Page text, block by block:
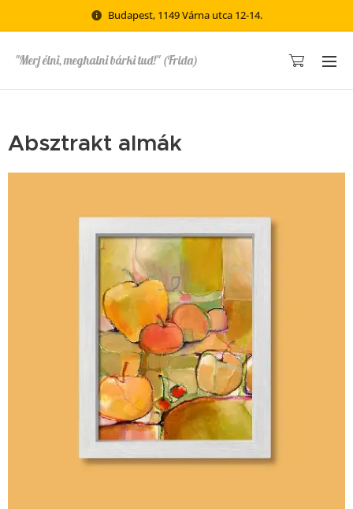
Budapest, 1149 Várna utca 12-14.
"Merj élni, meghalni bárki tud!" (Frida)
Absztrakt almák